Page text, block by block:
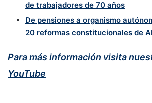
de trabajadores de 70 años
De pensiones a organismo
20 reformas constitucionales de
Para más información visita
YouTube